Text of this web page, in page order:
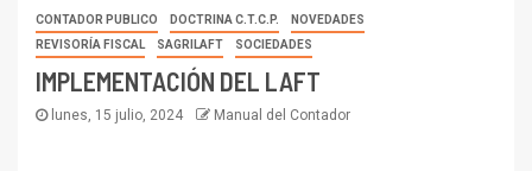
CONTADOR PUBLICO DOCTRINA C.T.C.P.
NOVEDADES
REVISORÍA FISCAL
SAGRILAFT SOCIEDADES
IMPLEMENTACIÓN DEL LAFT
lunes, 15 julio, 2024 Manual del Contador